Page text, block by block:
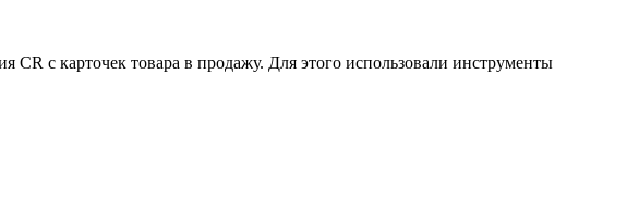
с карточек товара в продажу. Для этого использовали инструменты